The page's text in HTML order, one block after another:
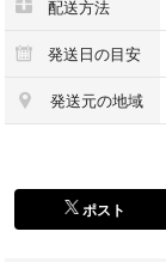
※完璧なお品をお求
は、恐れ入ります
配送方法
発送日の目安
発送元の地域
ポスト